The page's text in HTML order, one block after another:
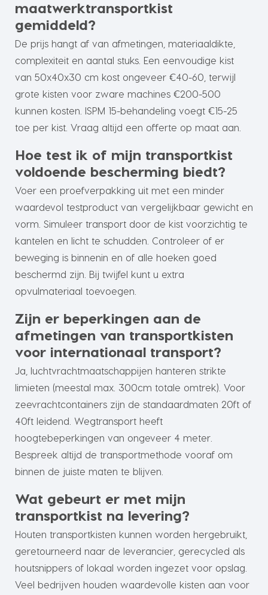
maatwerktransportkist
gemiddeld?
De prijs hangt af van afmetingen, materiaaldikte,
complexiteit en aantal stuks. Een eenvoudige kist
van 50x40x30 cm kost ongeveer €40-60, terwijl
grote kisten voor zware machines €200-500
kunnen kosten. ISPM 15-behandeling voegt €15-25
toe per kist. Vraag altijd een offerte op maat aan.
Hoe test ik of mijn transportkist
voldoende bescherming biedt?
Voer een proefverpakking uit met een minder
waardevol testproduct van vergelijkbaar gewicht en
vorm. Simuleer transport door de kist voorzichtig te
kantelen en licht te schudden. Controleer of er
beweging is binnenin en of alle hoeken goed
beschermd zijn. Bij twijfel kunt u extra
opvulmateriaal toevoegen.
Zijn er beperkingen aan de
afmetingen van transportkisten
voor internationaal transport?
Ja, luchtvrachtmaatschappijen hanteren strikte
limieten (meestal max. 300cm totale omtrek). Voor
zeevrachtcontainers zijn de standaardmaten 20ft of
40ft leidend. Wegtransport heeft
hoogtebeperkingen van ongeveer 4 meter.
Bespreek altijd de transportmethode vooraf om
binnen de juiste maten te blijven.
Wat gebeurt er met mijn
transportkist na levering?
Houten transportkisten kunnen worden hergebruikt,
geretourneerd naar de leverancier, gerecycled als
houtsnippers of lokaal worden ingezet voor opslag.
Veel bedrijven houden waardevolle kisten aan voor